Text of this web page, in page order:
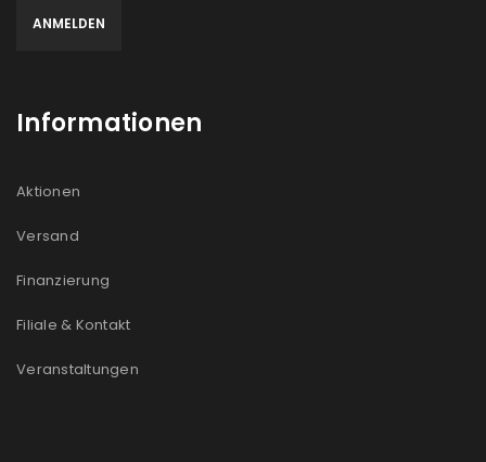
Informationen
Aktionen
Versand
Finanzierung
Filiale & Kontakt
Veranstaltungen